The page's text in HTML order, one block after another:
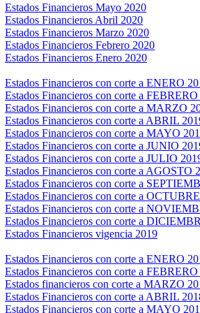
Estados Financieros Mayo 2020
Estados Financieros Abril 2020
Estados Financieros Marzo 2020
Estados Financieros Febrero 2020
Estados Financieros Enero 2020
Estados Financieros con corte a ENERO
Estados Financieros con corte a
Estados Financieros con corte a MARZO
Estados Financieros con corte a ABRIL
Estados Financieros con corte a MAYO
Estados Financieros con corte a JUNIO
Estados Financieros con corte a JULIO
Estados Financieros con corte a AGOSTO
Estados Financieros con corte a
Estados Financieros con corte a
Estados Financieros con corte a
Estados Financieros con corte a
Estados Financieros vigencia 2019
Estados Financieros con corte a ENERO
Estados Financieros con corte a
Estados financieros con corte a MARZO
Estados Financieros con corte a ABRIL
Estados Financieros con corte a MAYO